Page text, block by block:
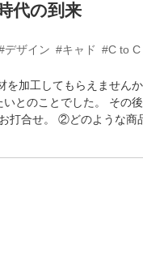
代の到来
デザイン #キャド #C to C
を加工してもらえません
とのことでした。 その
打合せ。 ②どのような商